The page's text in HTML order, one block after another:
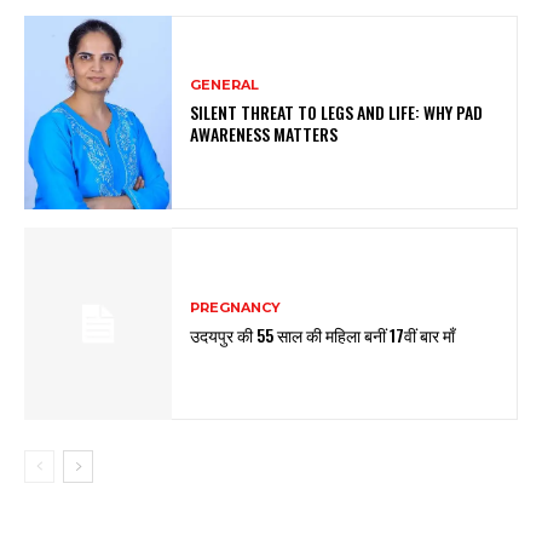
GENERAL
SILENT THREAT TO LEGS AND LIFE: WHY PAD
AWARENESS MATTERS
PREGNANCY
उदयपुर की 55 साल की महिला बनीं 17वीं बार माँ